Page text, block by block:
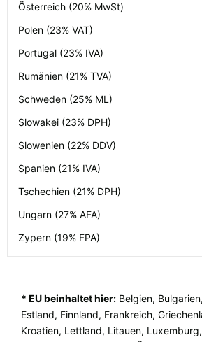
Österreich (20% MwSt)
Polen (23% VAT)
Portugal (23% IVA)
Rumänien (21% TVA)
Schweden (25% ML)
Slowakei (23% DPH)
Slowenien (22% DDV)
Spanien (21% IVA)
Tschechien (21% DPH)
Ungarn (27% AFA)
Zypern (19% FPA)
* EU beinhaltet hier: Belgien,
Estland, Finnland, Frankreich,
Kroatien, Lettland, Litauen,